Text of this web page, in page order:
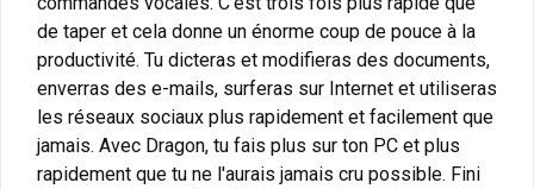
de taper et cela donne un énorme coup de pouce à la
productivité. Tu dicteras et modifieras des documents,
enverras des e-mails, surferas sur Internet et utiliseras
les réseaux sociaux plus rapidement et facilement que
jamais. Avec Dragon, tu fais plus sur ton PC et plus
rapidement que tu ne l'aurais jamais cru possible. Fini